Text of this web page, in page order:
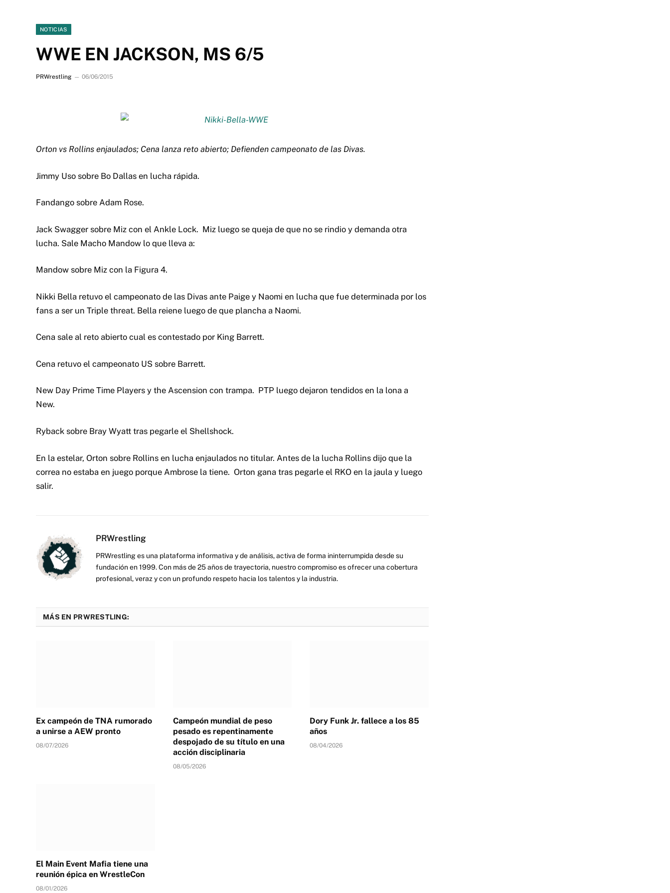
NOTICIAS
WWE EN JACKSON, MS 6/5
PRWrestling 06/06/2015
Orton vs Rollins enjaulados; Cena lanza reto abierto; Defienden campeonato de las Divas.
Jimmy Uso sobre Bo Dallas en lucha rápida.
Fandango sobre Adam Rose.
Jack Swagger sobre Miz con el Ankle Lock. Miz luego se queja de que no se rindio y demanda otra
lucha. Sale Macho Mandow lo que lleva a:
Mandow sobre Miz con la Figura 4.
Nikki Bella retuvo el campeonato de las Divas ante Paige y Naomi en lucha que fue determinada por los
fans a ser un Triple threat. Bella reiene luego de que plancha a Naomi.
Cena sale al reto abierto cual es contestado por King Barrett.
Cena retuvo el campeonato US sobre Barrett.
New Day Prime Time Players y the Ascension con trampa. PTP luego dejaron tendidos en la lona a
New.
Ryback sobre Bray Wyatt tras pegarle el Shellshock.
En la estelar, Orton sobre Rollins en lucha enjaulados no titular. Antes de la lucha Rollins dijo que la
correa no estaba en juego porque Ambrose la tiene. Orton gana tras pegarle el RKO en la jaula y luego
salir.
PRWrestling
PRWrestling es una plataforma informativa y de análisis, activa de forma ininterrumpida desde su
fundación en 1999. Con más de 25 años de trayectoria, nuestro compromiso es ofrecer una cobertura
profesional, veraz y con un profundo respeto hacia los talentos y la industria.
MÁS EN PRWRESTLING:
Ex campeón de TNA rumorado
a unirse a AEW pronto
08/07/2026
Campeón mundial de peso
pesado es repentinamente
despojado de su título en una
acción disciplinaria
08/05/2026
Dory Funk Jr. fallece a los 85
años
08/04/2026
El Main Event Mafia tiene una
reunión épica en WrestleCon
08/01/2026